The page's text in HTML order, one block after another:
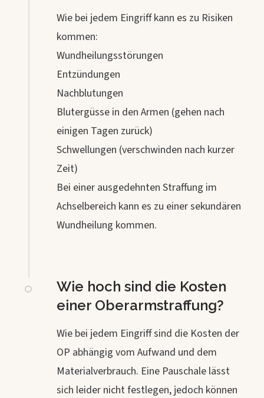
Wie bei jedem Eingriff kann es zu Risiken
kommen:
Wundheilungsstörungen
Entzündungen
Nachblutungen
Blutergüsse in den Armen (gehen nach
einigen Tagen zurück)
Schwellungen (verschwinden nach kurzer
Zeit)
Bei einer ausgedehnten Straffung im
Achselbereich kann es zu einer sekundären
Wundheilung kommen.
Wie hoch sind die Kosten
einer Oberarmstraffung?
Wie bei jedem Eingriff sind die Kosten der
OP abhängig vom Aufwand und dem
Materialverbrauch. Eine Pauschale lässt
sich leider nicht festlegen, jedoch können